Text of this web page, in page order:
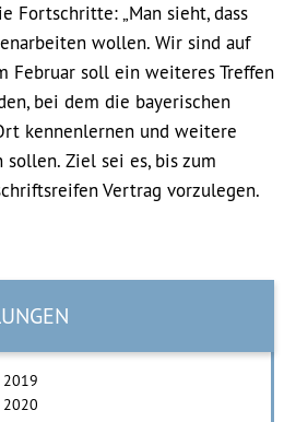
Fortschritte: „Man sieht, dass
wollen. Wir sind auf
Februar soll ein weiteres Treffen
bei dem die bayerischen
kennenlernen und weitere
Ziel sei es, bis zum
Vertrag vorzulegen.